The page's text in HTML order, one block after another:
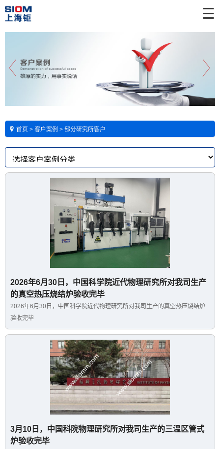
☰
首页 > 客户案例 > 部分研究所客户
2026年6月30日，中国科学院近代物理研究所对我司生产
的真空热压烧结炉验收完毕
2026年6月30日，中国科学院近代物理研究所对我司生产的真空热压烧结炉
验收完毕
3月10日，中国科院物理研究所对我司生产的三温区管式
炉验收完毕